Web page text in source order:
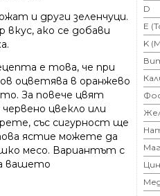
и други зеленчуци.
вкус, ако се добави
е това, че при
оцветява в оранжево
За повече цвят
цвекло или
със сигурност ще
ястие можете да
месо. Вариантът с
вашето
D
E
K